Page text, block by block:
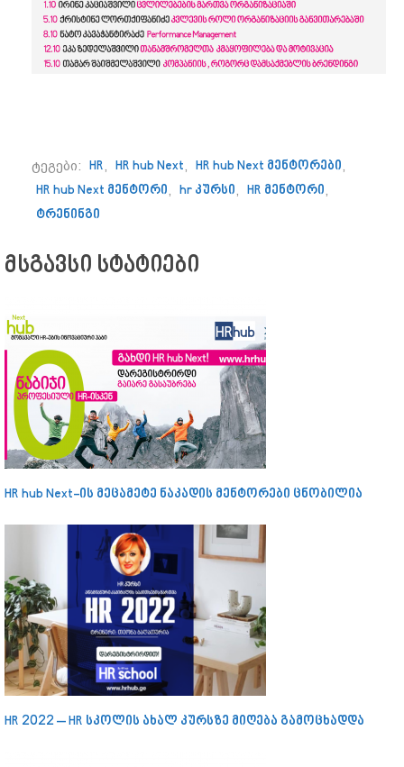
ტეგები: HR, HR hub Next, HR hub Next მენტორები,
HR hub Next მენტორი, hr კურსი, HR მენტორი,
ტრენინგი
მსგავსი სტატიები
HR hub Next-ის მეცამეტე ნაკადის მენტორები ცნობილია
HR 2022 – HR სკოლის ახალ კურსზე მიღება გამოცხადდა